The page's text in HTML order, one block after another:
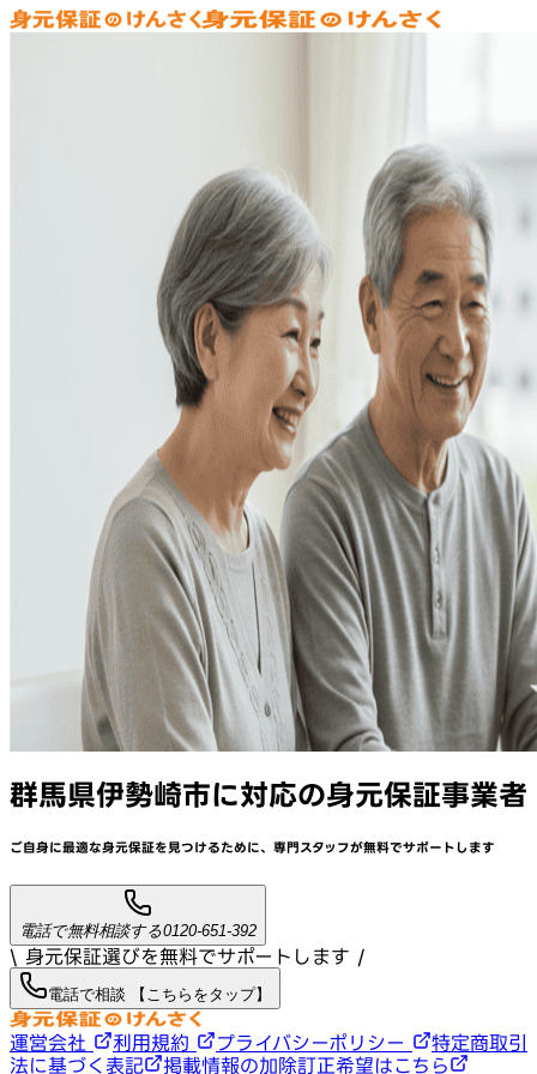
群馬県伊勢崎市に対応の身元保証事業者
ご自身に最適な身元保証を見つけるために、 専門スタッフが無料でサポートします
電話で無料相談する0120-651-392
\ 身元保証選びを無料でサポートします /
電話で相談 【こちらをタップ】
運営会社 利用規約 プライバシーポリシー
特定商取引
法に基づく表記
掲載情報の加除訂正希望はこちら